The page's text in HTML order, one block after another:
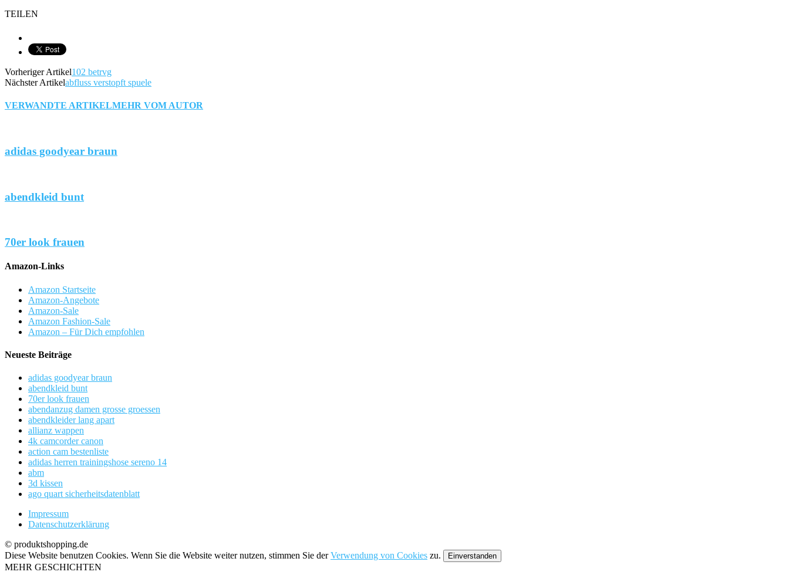
TEILEN
Vorheriger Artikel102 betrvg
Nächster Artikelabfluss verstopft spuele
VERWANDTE ARTIKELMEHR VOM AUTOR
adidas goodyear braun
abendkleid bunt
70er look frauen
Amazon-Links
Amazon Startseite
Amazon-Angebote
Amazon-Sale
Amazon Fashion-Sale
Amazon – Für Dich empfohlen
Neueste Beiträge
adidas goodyear braun
abendkleid bunt
70er look frauen
abendanzug damen grosse groessen
abendkleider lang apart
allianz wappen
4k camcorder canon
action cam bestenliste
adidas herren trainingshose sereno 14
abm
3d kissen
ago quart sicherheitsdatenblatt
Impressum
Datenschutzerklärung
© produktshopping.de
Diese Website benutzen Cookies. Wenn Sie die Website weiter nutzen, stimmen Sie derVerwendung von Cookies zu. Einverstanden
MEHR GESCHICHTEN